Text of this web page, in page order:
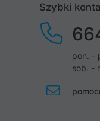
Szybki
pon. -
sob. -